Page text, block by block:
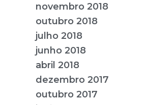
novembro 2018
outubro 2018
julho 2018
junho 2018
abril 2018
dezembro 2017
outubro 2017